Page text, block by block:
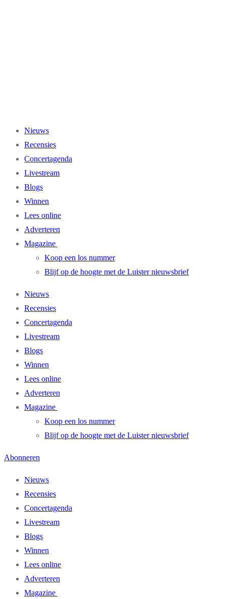
Nieuws
Recensies
Concertagenda
Livestream
Blogs
Winnen
Lees online
Adverteren
Magazine
Koop een los nummer
Blijf op de hoogte met de Luister nieuwsbrief
Nieuws
Recensies
Concertagenda
Livestream
Blogs
Winnen
Lees online
Adverteren
Magazine
Koop een los nummer
Blijf op de hoogte met de Luister nieuwsbrief
Abonneren
Nieuws
Recensies
Concertagenda
Livestream
Blogs
Winnen
Lees online
Adverteren
Magazine